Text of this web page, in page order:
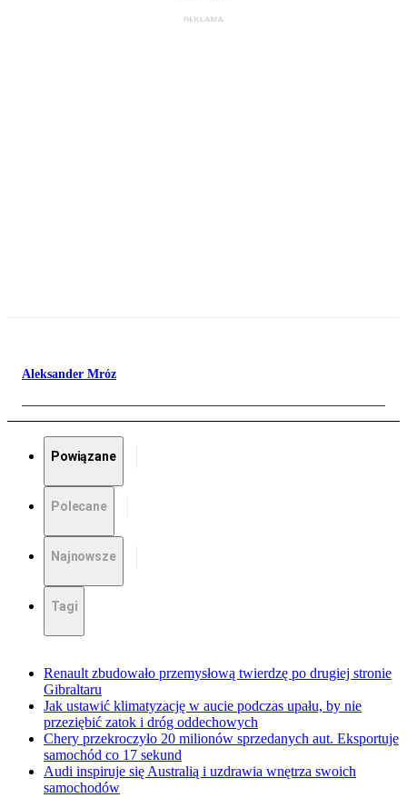
Aleksander Mróz
Powiązane
Polecane
Najnowsze
Tagi
Renault zbudowało przemysłową twierdzę po drugiej stronie
Gibraltaru
Jak ustawić klimatyzację w aucie podczas upału, by nie
przeziębić zatok i dróg oddechowych
Chery przekroczyło 20 milionów sprzedanych aut. Eksportuje
samochód co 17 sekund
Audi inspiruje się Australią i uzdrawia wnętrza swoich
samochodów